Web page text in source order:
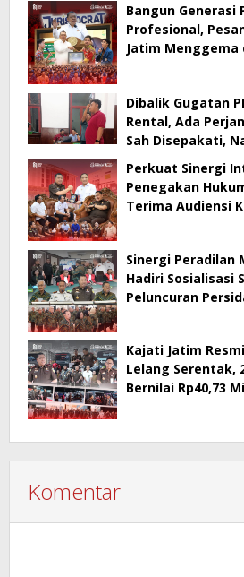
Bangun Generasi
Profesional,
Jatim Menggema
Dibalik Gugatan
Rental, Ada
Sah Disepakati,
Perkuat Sinergi
Penegakan
Terima Audiensi
Sinergi Peradilan
Hadiri Sosialisasi
Peluncuran
Kajati Jatim
Lelang Serentak,
Bernilai Rp40,73
Komentar